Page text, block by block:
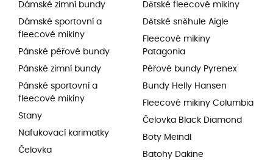
Dámské zimní bundy
Dámské sportovní a
fleecové mikiny
Pánské péřové bundy
Pánské zimní bundy
Pánské sportovní a
fleecové mikiny
Stany
Nafukovací karimatky
Čelovka
Dětské fleecové mikiny
Dětské sněhule Aigle
Fleecové mikiny
Patagonia
Péřové bundy Pyrenex
Bundy Helly Hansen
Fleecové mikiny Columbia
Čelovka Black Diamond
Boty Meindl
Batohy Dakine